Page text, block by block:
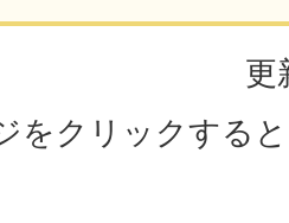
更
をクリックする